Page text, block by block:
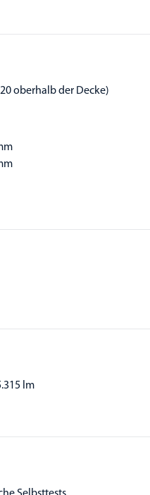
oberhalb der Decke)
lm